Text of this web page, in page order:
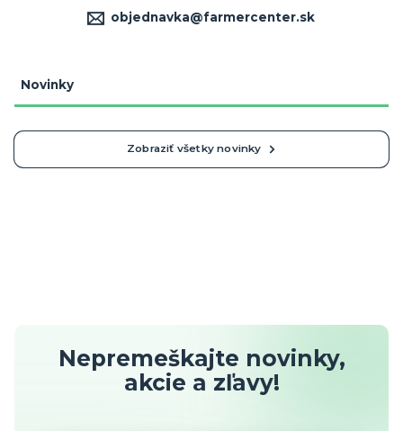
objednavka@farmercenter.sk
Novinky
Zobraziť všetky novinky
Nepremeškajte novinky,
akcie a zľavy!